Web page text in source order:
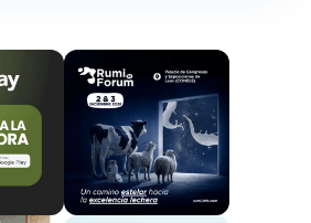
compromiso voluntario con la
Targets
(SBTi). Y más
-incluida la mayoría de
empezado a recurrir a las
sobre bosques, tierras y
para fijar objetivos.